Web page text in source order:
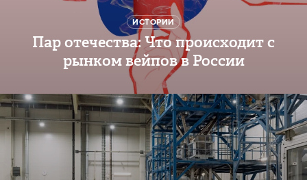
ИСТОРИИ
Пар отечества: Что происходит с
рынком вейпов в России